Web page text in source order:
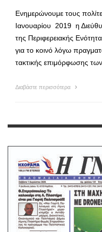
Ενημερώνουμε τους
Ιανουαρίου 2019 η
της Περιφερειακής
για το κοινό λόγω
τακτικής επιμόρφωσης
Διαβάστε περισσότερα